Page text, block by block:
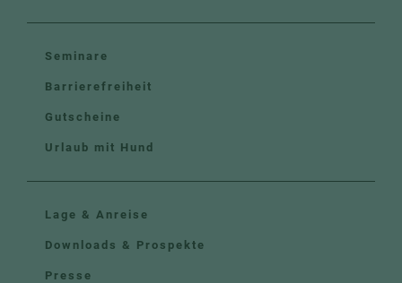
Seminare
Barrierefreiheit
Gutscheine
Urlaub mit Hund
Lage & Anreise
Downloads & Prospekte
Presse